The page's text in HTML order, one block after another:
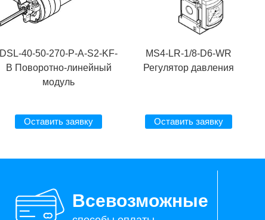
DSL-40-50-270-P-A-S2-KF-
B Поворотно-линейный
модуль
Оставить заявку
MS4-LR-1/8-D6-WR
Регулятор давления
Оставить заявку
Всевозможные